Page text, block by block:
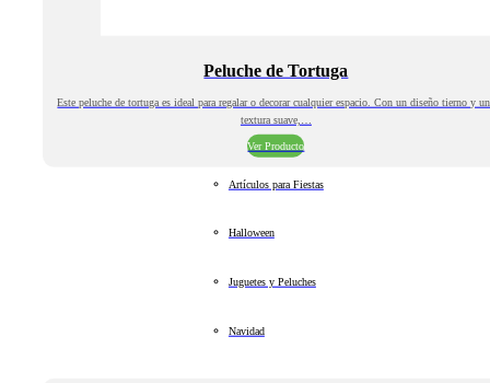
Peluche de Tortuga
Este peluche de tortuga es ideal para regalar o decorar cualquier espacio. Con un diseño tierno y
textura suave,…
Ver Producto
Artículos para Fiestas
Halloween
Juguetes y Peluches
Navidad